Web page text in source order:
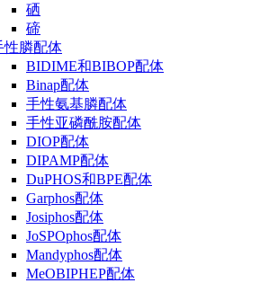
硒
碲
性膦配体
BIDIME和BIBOP配体
Binap配体
手性氨基膦配体
手性亚磷酰胺配体
DIOP配体
DIPAMP配体
DuPHOS和BPE配体
Garphos配体
Josiphos配体
JoSPOphos配体
Mandyphos配体
MeOBIPHEP配体